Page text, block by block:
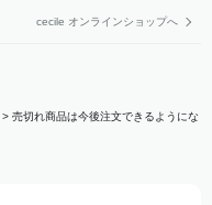
cecile オンラインショップへ
> 売切れ商品は今後注文できるようにな